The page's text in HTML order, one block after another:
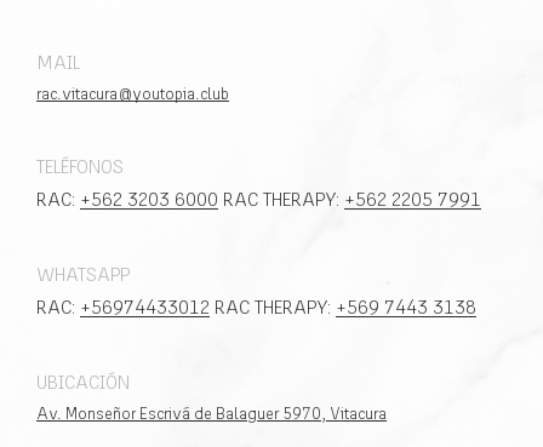
MAIL
rac.vitacura@youtopia.club
TELÉFONOS
RAC: +562 3203 6000 RAC THERAPY: +562 2205 7991
WHATSAPP
RAC: +56974433012 RAC THERAPY: +569 7443 3138
UBICACIÓN
Av. Monseñor Escrivá de Balaguer 5970, Vitacura